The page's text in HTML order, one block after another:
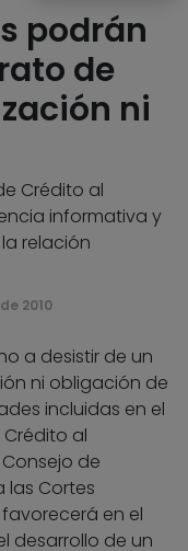
podrán
de
ni
Crédito al
informativa y
relación
2010
a desistir de un
ni obligación de
incluidas en el
al
de
las Cortes
en el
desarrollo de un